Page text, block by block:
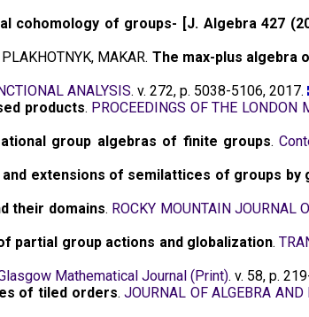
cohomology of groups- [J. Algebra 427
MAKAR. The max-plus algebra
ANALYSIS. v. 272, p. 5038-5106, 2017.
products. PROCEEDINGS OF THE LONDON
group algebras of finite groups.
extensions of semilattices of groups by
their domains. ROCKY MOUNTAIN JOURNAL
partial group actions and globalization.
Mathematical Journal (Print). v. 58, p.
of tiled orders.JOURNAL OF ALGEBRA